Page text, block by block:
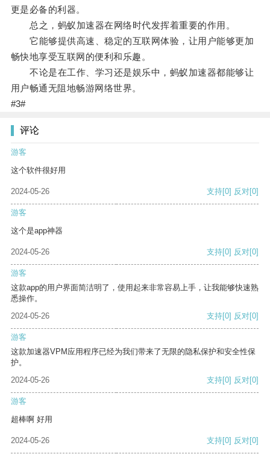
更是必备的利器。
总之，蚂蚁加速器在网络时代发挥着重要的作用。
它能够提供高速、稳定的互联网体验，让用户能够更加
畅快地享受互联网的便利和乐趣。
不论是在工作、学习还是娱乐中，蚂蚁加速器都能够让
用户畅通无阻地畅游网络世界。
#3#
评论
游客
这个软件很好用
2024-05-26 支持[0] 反对[0]
游客
这个是app神器
2024-05-26 支持[0] 反对[0]
游客
这款app的用户界面简洁明了，使用起来非常容易上手，让我能够快速熟
悉操作。
2024-05-26
支持[0] 反对[0]
游客
这款加速器VPM应用程序已经为我们带来了无限的隐私保护和安全性保
护。
2024-05-26
支持[0] 反对[0]
游客
超棒啊 好用
2024-05-26 支持[0] 反对[0]